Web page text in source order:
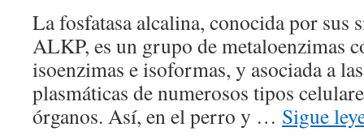
La fosfatasa alcalina, conocida por sus
ALKP, es un grupo de metaloenzimas
isoenzimas e isoformas, y asociada a
plasmáticas de numerosos tipos
órganos. Así, en el perro y … Sigue